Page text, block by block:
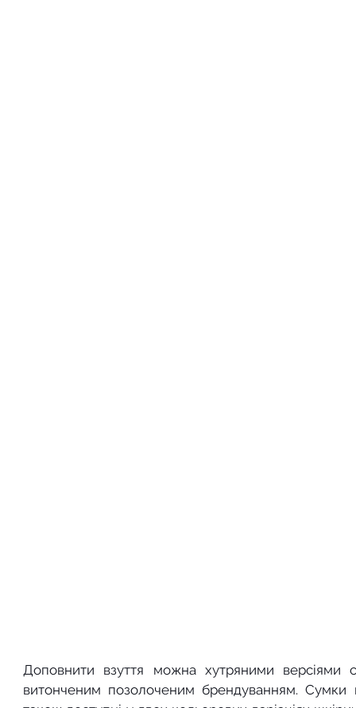
Доповнити взуття можна хутряними
витонченим позолоченим брендуванням. Сумки